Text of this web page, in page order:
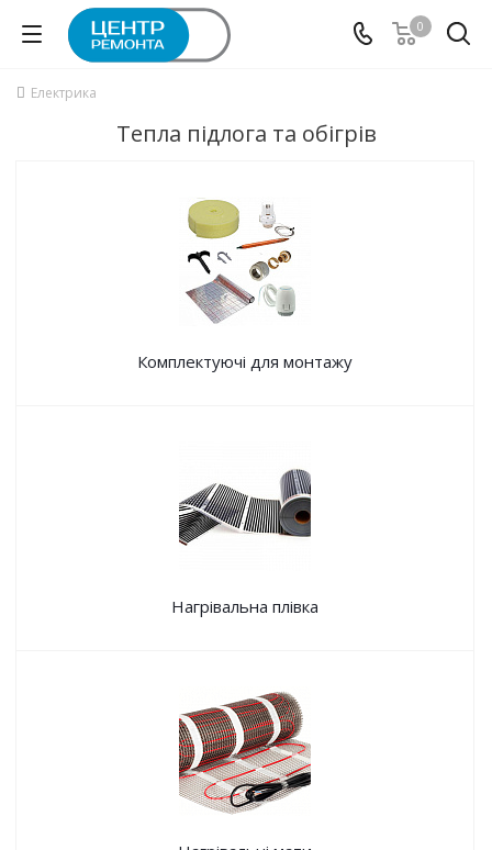
0
Електрика
Тепла підлога та обігрів
Комплектуючі для монтажу
Нагрівальна плівка